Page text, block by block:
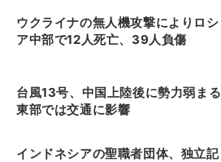
ウクライナの無人機攻撃によりロシ
ア中部で12人死亡、39人負傷
台風13号、中国上陸後に勢力弱まる
東部では交通に影響
インドネシアの聖職者団体、独立記